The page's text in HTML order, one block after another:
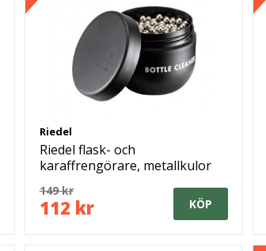
Riedel
Riedel flask- och
karaffrengörare, metallkulor
149 kr
112 kr KÖP